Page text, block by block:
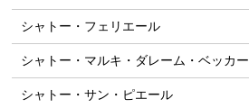
シャトー・フェリエール
シャトー・マルキ・ダレーム・ベッカー
シャトー・サン・ピエール